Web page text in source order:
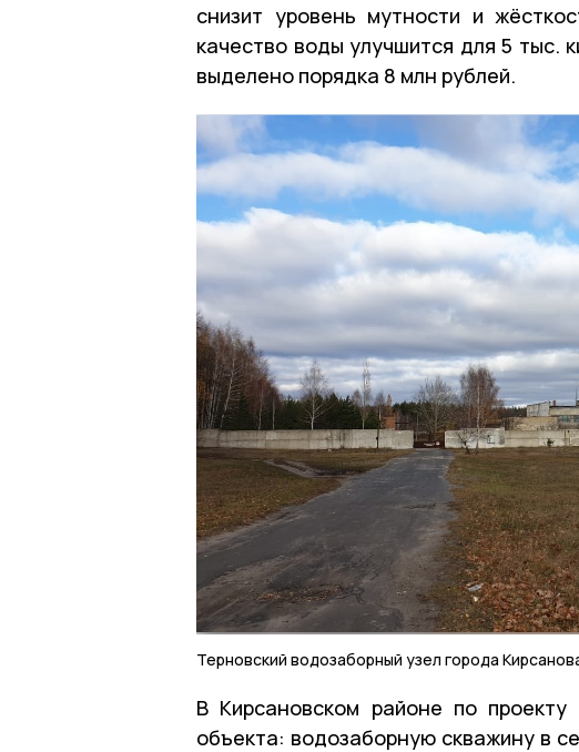
снизит уровень мутности и
качество воды улучшится для 5 тыс.
выделено порядка 8 млн рублей.
Терновский водозаборный узел города
В Кирсановском районе по
объекта: водозаборную скважину в